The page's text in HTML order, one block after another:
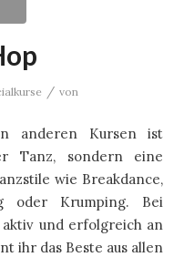
/ von
anderen Kursen ist
Tanz, sondern eine
wie Breakdance,
oder Krumping. Bei
und erfolgreich an
ihr das Beste aus allen